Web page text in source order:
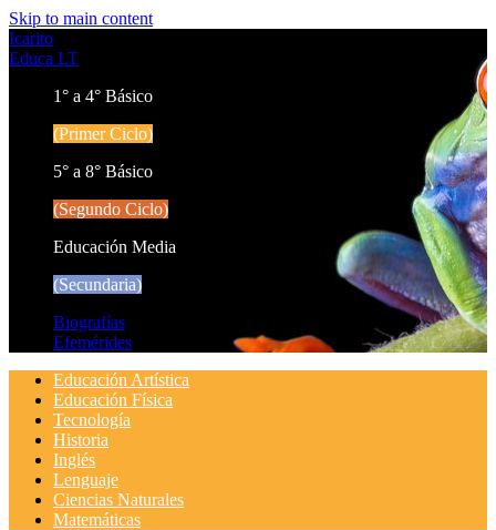
Skip to main content
Icarito
Educa LT
1° a 4° Básico
(Primer Ciclo)
5° a 8° Básico
(Segundo Ciclo)
Educación Media
(Secundaria)
Biografías
Efemérides
Educación Artística
Educación Física
Tecnología
Historia
Inglés
Lenguaje
Ciencias Naturales
Matemáticas